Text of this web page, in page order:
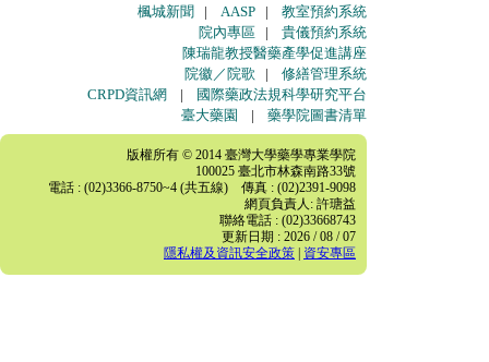
楓城新聞 | AASP | 教室預約系統
院內專區 | 貴儀預約系統
陳瑞龍教授醫藥產學促進講座
院徽／院歌 | 修繕管理系統
CRPD資訊網 |
國際藥政法規科學研究平台
臺大藥園
| 藥學院圖書清單
版權所有 © 2014 臺灣大學藥學專業學院
100025 臺北市林森南路33號
電話 : (02)3366-8750~4 (共五線) 傳真 : (02)2391-9098
網頁負責人: 許瑭益
聯絡電話 : (02)33668743
更新日期 : 2026 / 08 / 07
隱私權及資訊安全政策
資安專區